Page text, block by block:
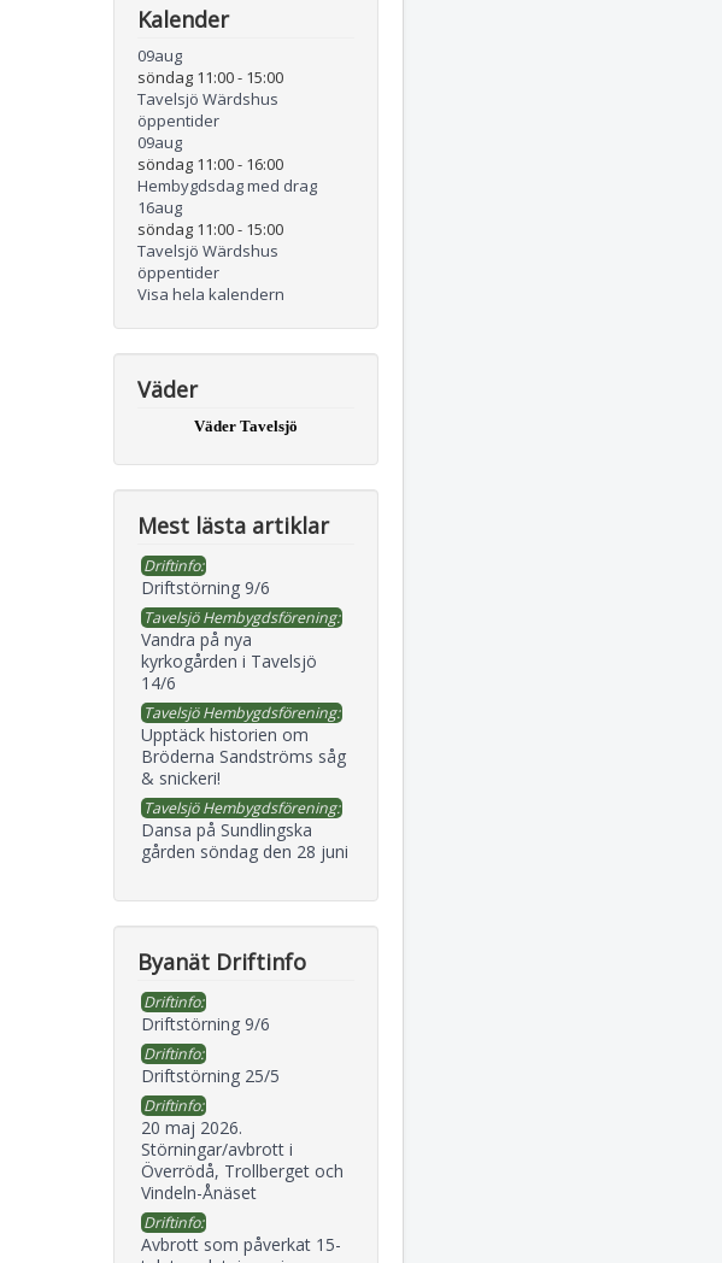
Kalender
09aug
söndag 11:00- 15:00
Tavelsjö Wärdshus
öppentider
09aug
söndag 11:00- 16:00
Hembygdsdag med drag
16aug
söndag 11:00- 15:00
Tavelsjö Wärdshus
öppentider
Visa hela kalendern
Väder
Väder Tavelsjö
Mest lästa artiklar
Driftinfo:
Driftstörning 9/6
Tavelsjö Hembygdsförening:
Vandra på nya
kyrkogården i Tavelsjö
14/6
Tavelsjö Hembygdsförening:
Upptäck historien om
Bröderna Sandströms såg
& snickeri!
Tavelsjö Hembygdsförening:
Dansa på Sundlingska
gården söndag den 28 juni
Byanät Driftinfo
Driftinfo:
Driftstörning 9/6
Driftinfo:
Driftstörning 25/5
Driftinfo:
20 maj 2026.
Störningar/avbrott i
Överrödå, Trollberget och
Vindeln-Ånäset
Driftinfo:
Avbrott som påverkat 15-